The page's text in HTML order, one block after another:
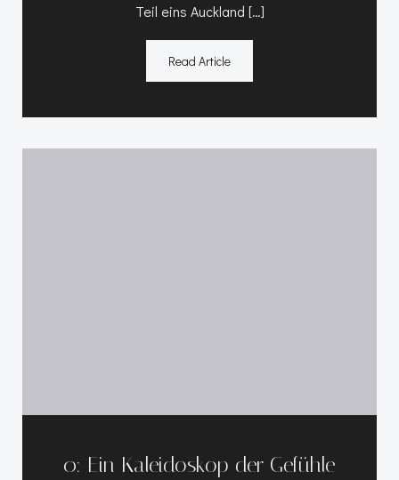
Teil eins Auckland […]
Read Article
0: Ein Kaleidoskop der Gefühle